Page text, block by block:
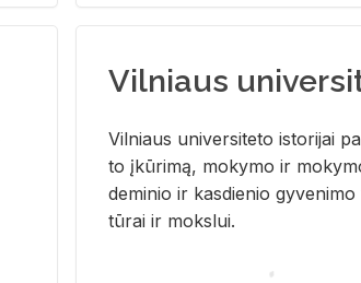
Vilniaus
Vil­niaus uni­ver­si­te­to is­to­ri­jai
to įkū­ri­mą, mo­ky­mo ir
de­mi­nio ir kas­die­nio
tū­rai ir moks­lui.